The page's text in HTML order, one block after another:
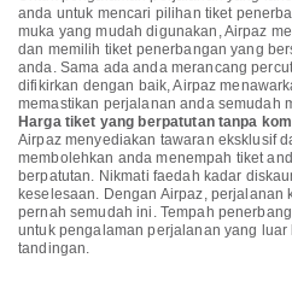
anda untuk mencari pilihan tiket
muka yang mudah digunakan, Airpaz
dan memilih tiket penerbangan yang
anda. Sama ada anda merancang
difikirkan dengan baik, Airpaz
memastikan perjalanan anda semudah
Harga tiket yang berpatutan tanpa
Airpaz menyediakan tawaran eksklusif
membolehkan anda menempah tiket
berpatutan. Nikmati faedah kadar
keselesaan. Dengan Airpaz, perjalanan
pernah semudah ini. Tempah
untuk pengalaman perjalanan yang
tandingan.